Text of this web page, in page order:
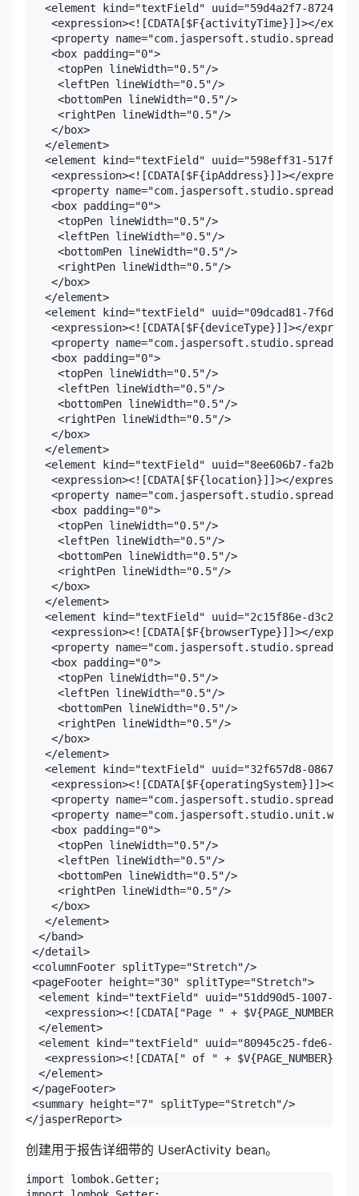
<element kind="textField" uuid="59d4a2f7-8724-
<expression><![CDATA[$F{activityTime}]]></
<property
    <box padding="0">
     <topPen lineWidth="0.5"/>
     <leftPen lineWidth="0.5"/>
     <bottomPen lineWidth="0.5"/>
     <rightPen lineWidth="0.5"/>
    </box>
   </element>
<element kind="textField" uuid="598eff31-517f-
<expression><![CDATA[$F{ipAddress}]]></
<property
    <box padding="0">
     <topPen lineWidth="0.5"/>
     <leftPen lineWidth="0.5"/>
     <bottomPen lineWidth="0.5"/>
     <rightPen lineWidth="0.5"/>
    </box>
   </element>
<element kind="textField" uuid="09dcad81-7f6d-
<expression><![CDATA[$F{deviceType}]]></
<property
    <box padding="0">
     <topPen lineWidth="0.5"/>
     <leftPen lineWidth="0.5"/>
     <bottomPen lineWidth="0.5"/>
     <rightPen lineWidth="0.5"/>
    </box>
   </element>
<element kind="textField" uuid="8ee606b7-fa2b-
<expression><![CDATA[$F{location}]]></
<property
    <box padding="0">
     <topPen lineWidth="0.5"/>
     <leftPen lineWidth="0.5"/>
     <bottomPen lineWidth="0.5"/>
     <rightPen lineWidth="0.5"/>
    </box>
   </element>
<element kind="textField" uuid="2c15f86e-d3c2-
<expression><![CDATA[$F{browserType}]]></
<property
    <box padding="0">
     <topPen lineWidth="0.5"/>
     <leftPen lineWidth="0.5"/>
     <bottomPen lineWidth="0.5"/>
     <rightPen lineWidth="0.5"/>
    </box>
   </element>
<element kind="textField" uuid="32f657d8-0867-
<expression><![CDATA[$F{operatingSystem}]]></
<property
<property
    <box padding="0">
     <topPen lineWidth="0.5"/>
     <leftPen lineWidth="0.5"/>
     <bottomPen lineWidth="0.5"/>
     <rightPen lineWidth="0.5"/>
    </box>
   </element>
  </band>
</detail>
<columnFooter splitType="Stretch"/>
<pageFooter height="30" splitType="Stretch">
<element kind="textField" uuid="51dd90d5-1007-
<expression><![CDATA["Page " +
  </element>
<element kind="textField" uuid="80945c25-fde6-
<expression><![CDATA[" of " +
  </element>
</pageFooter>
<summary height="7" splitType="Stretch"/>
</jasperReport>
创建用于报告详细带的 UserActivity bean。
import lombok.Getter;